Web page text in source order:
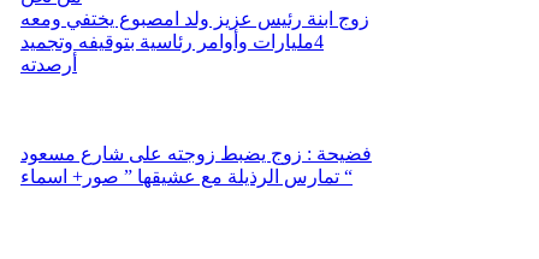
زوج ابنة رئيس عزيز ولد امصبوع يختفي ومعه
4مليارات وأوامر رئاسية بتوقيفه وتجميد
أرصدته
فضيحة : زوج يضبط زوجته على شارع مسعود
تمارس الرذيلة مع عشيقها ” صور+ اسماء “